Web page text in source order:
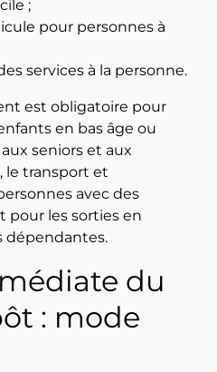
;
pour personnes à
services à la personne.
est obligatoire pour
en bas âge ou
seniors et aux
le transport et
avec des
pour les sorties en
dépendantes.
du
: mode